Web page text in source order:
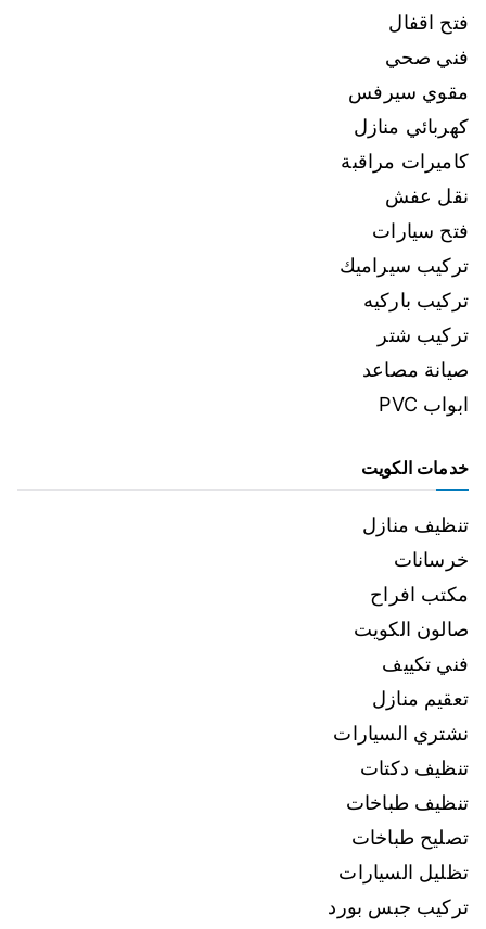
فتح اقفال
فني صحي
مقوي سيرفس
كهربائي منازل
كاميرات مراقبة
نقل عفش
فتح سيارات
تركيب سيراميك
تركيب باركيه
تركيب شتر
صيانة مصاعد
ابواب PVC
خدمات الكويت
تنظيف منازل
خرسانات
مكتب افراح
صالون الكويت
فني تكييف
تعقيم منازل
نشتري السيارات
تنظيف دكتات
تنظيف طباخات
تصليح طباخات
تظليل السيارات
تركيب جبس بورد